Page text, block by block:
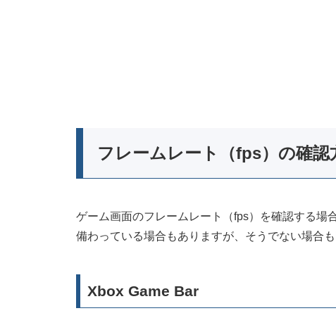
フレームレート（fps）の確認
ゲーム画面のフレームレート（fps）を確認する場
備わっている場合もありますが、そうでない場合
Xbox Game Bar